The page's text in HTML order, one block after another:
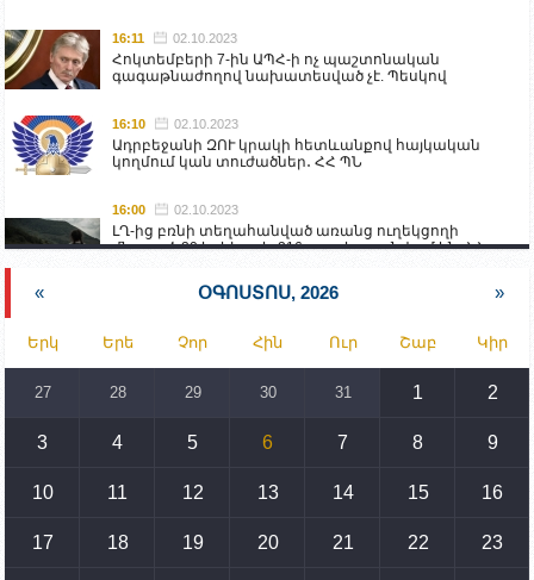
16:11 02.10.2023
Հոկտեմբերի 7-ին ԱՊՀ-ի ոչ պաշտոնական
գագաթնաժողով նախատեսված չէ. Պեսկով
16:10 02.10.2023
Ադրբեջանի ԶՈՒ կրակի հետևանքով հայկական
կողմում կան տուժածներ․ ՀՀ ՊՆ
16:00 02.10.2023
ԼՂ-ից բռնի տեղահանված առանց ուղեկցողի
մնացած 20 երեխա և 216 տարեց գտնվում են ՀՀ
Իրանը կողմ է տարածաշրջանի համար շահավետ
տրանսպորտային հաղորդակցությունների
զարգացմանը, սակայն ոչ՝ միջազգային
սահմանների փոփոխությանը
15:10 02.10.2023
սպառնալիքները կասեցնելու համար. իսպանացի
պատգամավորը Գորիսում է
14:54 02.10.2023
« ՕԳՈՍՏՈՍ, 2026 »
Երկ Երե Չոր Հին Ուր Շաբ Կիր
27 28 29 30 31 1 2
3 4 5 6 7 8 9
10 11 12 13 14 15 16
17 18 19 20 21 22 23